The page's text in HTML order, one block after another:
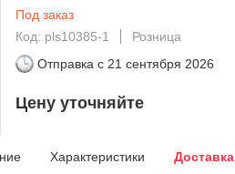
Под заказ
Код: pls10385-1
Розница
Отправка с 21 сентября 2026
Цену уточняйте
Характеристики Доставка